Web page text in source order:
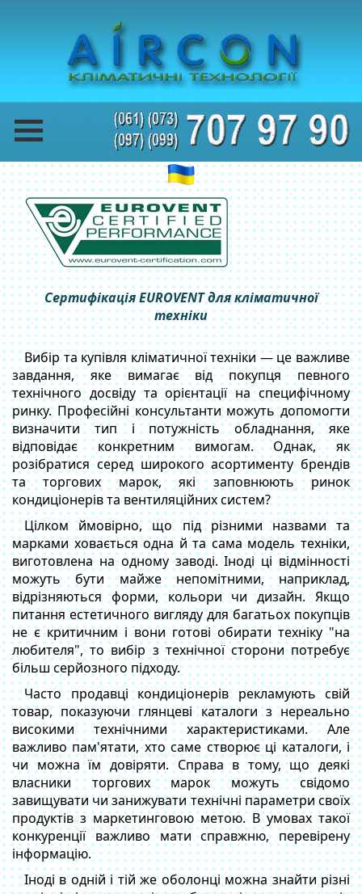
Сертифікація EUROVENT для кліматичної
техніки
Вибір та купівля кліматичної техніки — це важливе
завдання, яке вимагає від покупця певного
технічного досвіду та орієнтації на специфічному
ринку. Професійні консультанти можуть допомогти
визначити тип і потужність обладнання, яке
відповідає конкретним вимогам. Однак, як
розібратися серед широкого асортименту брендів
та торгових марок, які заповнюють ринок
кондиціонерів та вентиляційних систем?
Цілком ймовірно, що під різними назвами та
марками ховається одна й та сама модель техніки,
виготовлена на одному заводі. Іноді ці відмінності
можуть бути майже непомітними, наприклад,
відрізняються форми, кольори чи дизайн. Якщо
питання естетичного вигляду для багатьох покупців
не є критичним і вони готові обирати техніку "на
любителя", то вибір з технічної сторони потребує
більш серйозного підходу.
Часто продавці кондиціонерів рекламують свій
товар, показуючи глянцеві каталоги з нереально
високими технічними характеристиками. Але
важливо пам'ятати, хто саме створює ці каталоги, і
чи можна їм довіряти. Справа в тому, що деякі
власники торгових марок можуть свідомо
завищувати чи занижувати технічні параметри своїх
продуктів з маркетинговою метою. В умовах такої
конкуренції важливо мати справжню, перевірену
інформацію.
Іноді в одній і тій же оболонці можна знайти різні